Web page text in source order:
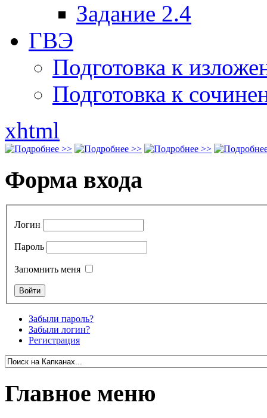
Задание 2.4
ГВЭ
Подготовка к
Подготовка к
xhtml
Форма входа
Логин
Пароль
Запомнить меня
Забыли пароль?
Забыли логин?
Регистрация
Главное меню